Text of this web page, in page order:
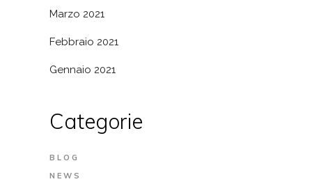
Marzo 2021
Febbraio 2021
Gennaio 2021
Categorie
BLOG
NEWS